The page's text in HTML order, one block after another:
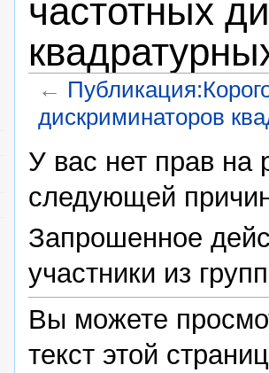
частотных
←
дискриминаторов
У вас нет прав на
следующей
Запрошенное
участники из
Вы можете
текст этой